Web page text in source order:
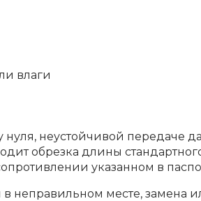
влаги
неустойчивой передаче
обрезка длины стандартного
указанном в
в неправильном месте, замена